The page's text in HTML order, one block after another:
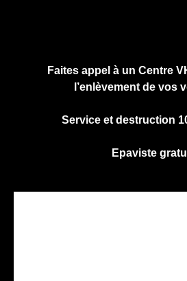
Faites appel à un Centre
l’enlèvement de vos
Service et destruction
Epaviste